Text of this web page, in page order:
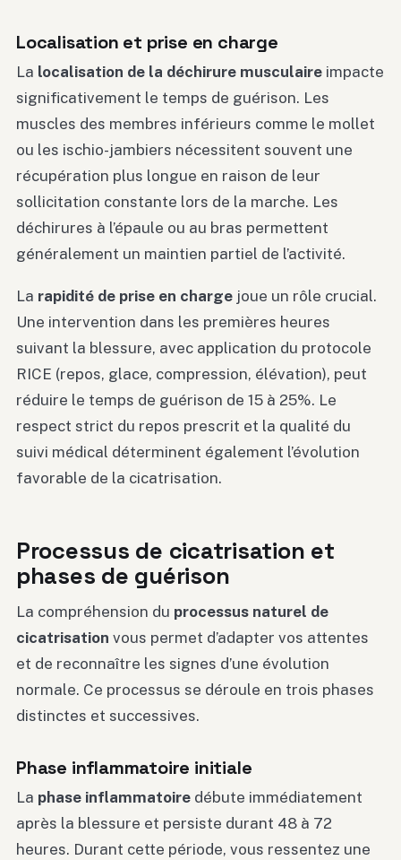
Localisation et prise en charge
La localisation de la déchirure musculaire impacte
significativement le temps de guérison. Les
muscles des membres inférieurs comme le mollet
ou les ischio-jambiers nécessitent souvent une
récupération plus longue en raison de leur
sollicitation constante lors de la marche. Les
déchirures à l’épaule ou au bras permettent
généralement un maintien partiel de l’activité.
La rapidité de prise en charge joue un rôle crucial.
Une intervention dans les premières heures
suivant la blessure, avec application du protocole
RICE (repos, glace, compression, élévation), peut
réduire le temps de guérison de 15 à 25%. Le
respect strict du repos prescrit et la qualité du
suivi médical déterminent également l’évolution
favorable de la cicatrisation.
Processus de cicatrisation et
phases de guérison
La compréhension du processus naturel de
cicatrisation vous permet d’adapter vos attentes
et de reconnaître les signes d’une évolution
normale. Ce processus se déroule en trois phases
distinctes et successives.
Phase inflammatoire initiale
La phase inflammatoire débute immédiatement
après la blessure et persiste durant 48 à 72
heures. Durant cette période, vous ressentez une